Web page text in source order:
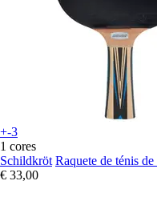
+-3
1 cores
Schildkröt Raquete de ténis
€ 33,00